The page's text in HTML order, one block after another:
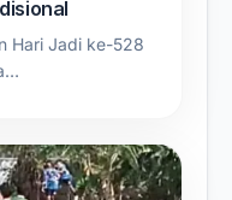
Hari Jadi ke-528